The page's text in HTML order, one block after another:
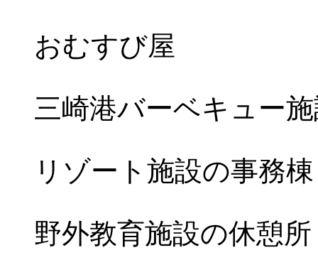
おむすび屋
三崎港バーベキュー
リゾート施設の事務棟
野外教育施設の休憩所